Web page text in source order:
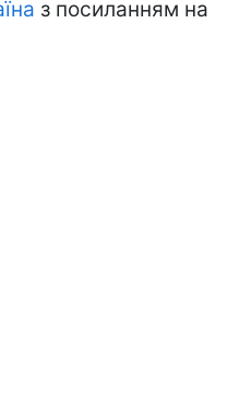
з посиланням на